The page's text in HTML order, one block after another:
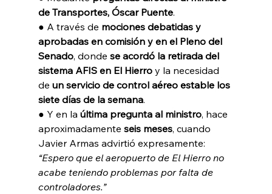
de Transportes, Óscar Puente.
● A través de mociones debatidas y
aprobadas en comisión y en el Pleno del
Senado, donde se acordó la retirada del
sistema AFIS en El Hierro y la necesidad
de un servicio de control aéreo estable los
siete días de la semana.
● Y en la última pregunta al ministro, hace
aproximadamente seis meses, cuando
Javier Armas advirtió expresamente:
“Espero que el aeropuerto de El Hierro no
acabe teniendo problemas por falta de
controladores.”